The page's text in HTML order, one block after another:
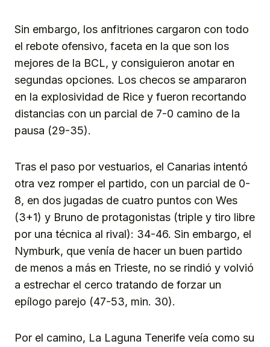
Sin embargo, los anfitriones cargaron con todo
el rebote ofensivo, faceta en la que son los
mejores de la BCL, y consiguieron anotar en
segundas opciones. Los checos se ampararon
en la explosividad de Rice y fueron recortando
distancias con un parcial de 7-0 camino de la
pausa (29-35).
Tras el paso por vestuarios, el Canarias intentó
otra vez romper el partido, con un parcial de 0-
8, en dos jugadas de cuatro puntos con Wes
(3+1) y Bruno de protagonistas (triple y tiro libre
por una técnica al rival): 34-46. Sin embargo, el
Nymburk, que venía de hacer un buen partido
de menos a más en Trieste, no se rindió y volvió
a estrechar el cerco tratando de forzar un
epílogo parejo (47-53, min. 30).
Por el camino, La Laguna Tenerife veía como su